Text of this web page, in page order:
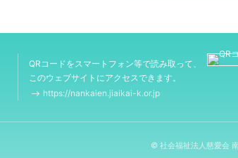
QRコードをスマートフォン等で読み取って、
このウェブサイトにアクセスできます。
https://nankaien.jiaikai-k.or.jp
© 社会福祉法人慈愛会